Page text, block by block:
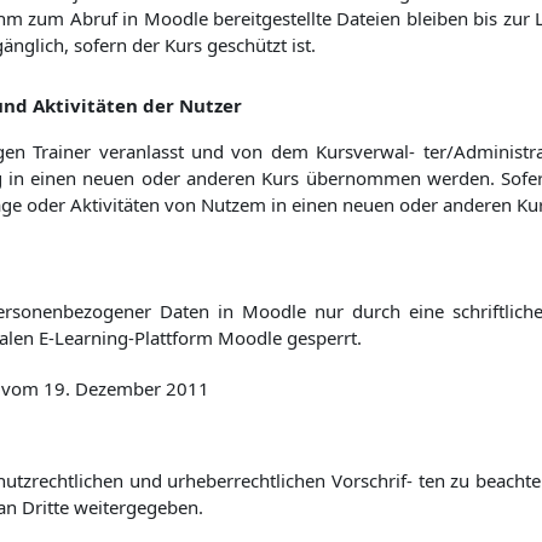
zum Abruf in Moodle bereitgestellte Dateien bleiben bis zur
sofern der Kurs geschützt ist.
Aktivitäten der Nutzer
Trainer veranlasst und von dem Kursverwal- ter/
einen neuen oder anderen Kurs übernommen werden.
oder Aktivitäten von Nutzem in einen neuen oder anderen
Daten in Moodle nur durch eine
E-Learning-Plattform Moodle gesperrt.
19. Dezember 2011
und urheberrechtlichen Vorschrif- ten zu
Dritte weitergegeben.